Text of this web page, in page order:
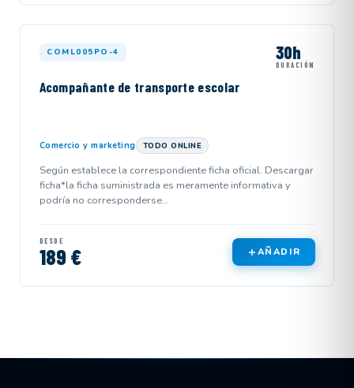
COML005PO-4 30h
DURACIÓN
Acompañante de transporte escolar
Comercio y marketing TODO ONLINE
Según establece la correspondiente ficha oficial. Descargar
ficha*la ficha suministrada es meramente informativa y
podría no corresponderse...
DESDE
189 € AÑADIR